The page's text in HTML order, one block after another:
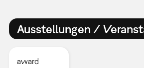
Ausstellungen /
award